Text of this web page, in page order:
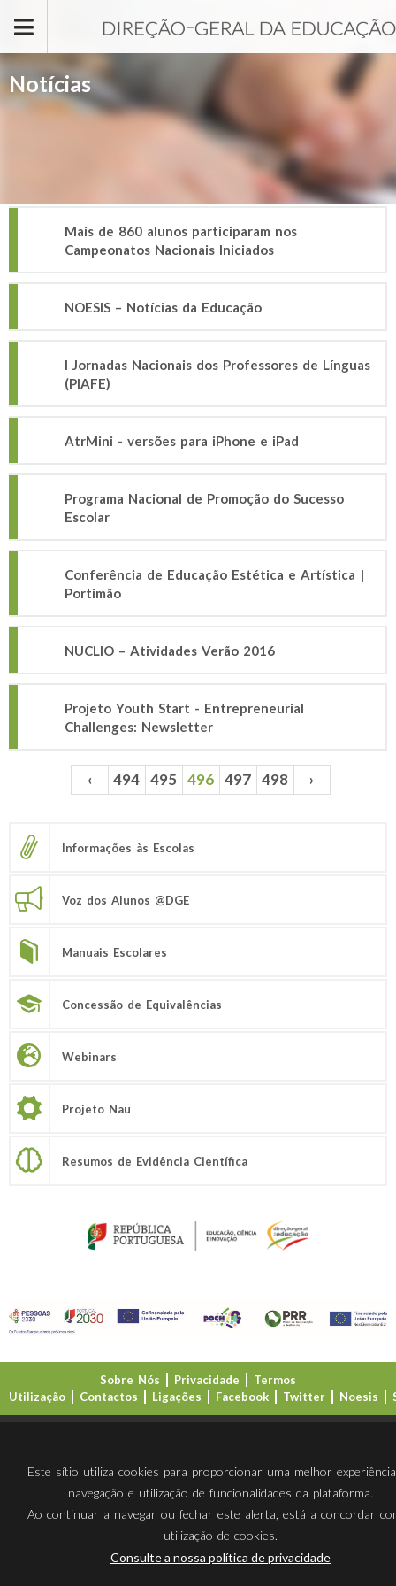
Notícias
Mais de 860 alunos participaram nos
Campeonatos Nacionais Iniciados
NOESIS – Notícias da Educação
I Jornadas Nacionais dos Professores de Línguas
(PIAFE)
AtrMini - versões para iPhone e iPad
Programa Nacional de Promoção do Sucesso
Escolar
Conferência de Educação Estética e Artística |
Portimão
NUCLIO – Atividades Verão 2016
Projeto Youth Start - Entrepreneurial
Challenges: Newsletter
Páginas ‹ 494 495 496 497 498 ›
Informações às Escolas
Voz dos Alunos @DGE
Manuais Escolares
Concessão de Equivalências
Webinars
Projeto Nau
Resumos de Evidência Científica
Sobre Nós Privacidade
Termos
Utilização
Contactos Ligações Facebook Twitter Noesis
Este sítio utiliza cookies para proporcionar uma melhor
navegação e utilização de funcionalidades da plataforma.
Ao continuar a navegar ou fechar este alerta, está a concordar
utilização de cookies.
Consulte a nossa política de privacidade